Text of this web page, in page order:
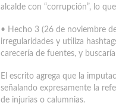
alcalde con “corrupción”, lo
• Hecho 3 (26 de noviembre
irregularidades y utiliza
carecería de fuentes, y
El escrito agrega que la
señalando expresamente la
de injurias o calumnias.